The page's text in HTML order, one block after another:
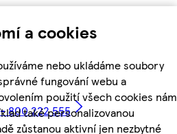
a cookies
nebo ukládáme soubory
fungování webu a
použití všech cookies nám
také personalizovanou
zůstanou aktivní jen nezbytné
800 222 555